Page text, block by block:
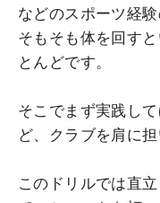
などのスポーツ経
そもそも体を回す
とんどです。
そこでまず実践し
ど、クラブを肩に
このドリルでは直